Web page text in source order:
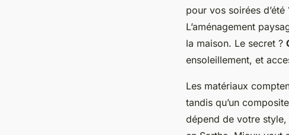
pour vos soirées
L’aménagement
la maison. Le secret ?
ensoleillement, et
Les matériaux
tandis qu’un
dépend de votre